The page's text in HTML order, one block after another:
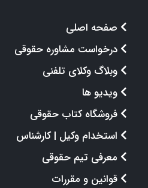
صفحه اصلی
درخواست مشاوره حقوقی
وبلاگ وکلای تلفنی
ویدیو ها
فروشگاه کتاب حقوقی
استخدام وکیل | کارشناس
معرفی تیم حقوقی
قوانین و مقررات